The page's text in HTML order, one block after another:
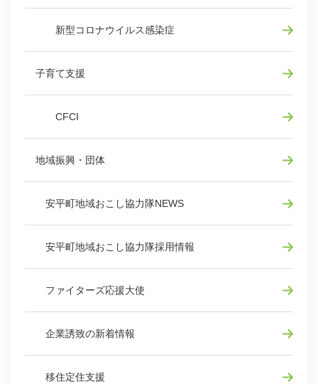
新型コロナウイルス感染症
子育て支援
CFCI
地域振興・団体
安平町地域おこし協力隊NEWS
安平町地域おこし協力隊採用情報
ファイターズ応援大使
企業誘致の新着情報
移住定住支援